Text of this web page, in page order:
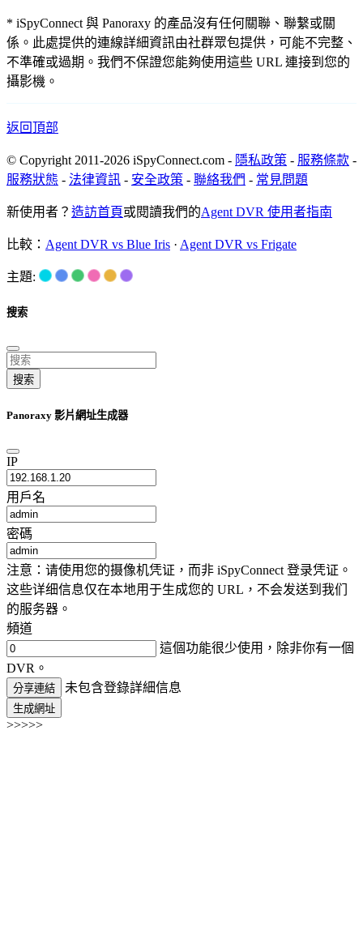
* iSpyConnect 與 Panoraxy 的產品沒有任何關聯、聯繫或關
係。此處提供的連線詳細資訊由社群眾包提供，可能不完整、
不準確或過期。我們不保證您能夠使用這些 URL 連接到您的
攝影機。
返回頂部
© Copyright 2011-2026 iSpyConnect.com - 隱私政策 - 服務條款 -
服務狀態 - 法律資訊 - 安全政策 - 聯絡我們 - 常見問題
新使用者？ 造訪首頁或閱讀我們的Agent DVR 使用者指南
比較： Agent DVR vs Blue Iris · Agent DVR vs Frigate
主題:
搜索
搜索
Panoraxy 影片網址生成器
IP
用戶名
密碼
注意：请使用您的摄像机凭证，而非 iSpyConnect 登录凭证。
这些详细信息仅在本地用于生成您的 URL，不会发送到我们
的服务器。
頻道
這個功能很少使用，除非你有一個
DVR。
分享連結 未包含登錄詳細信息
生成網址
>>>>>